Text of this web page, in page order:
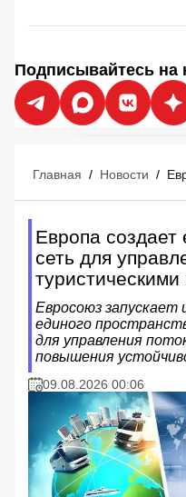
Подписывайтесь на
Главная / Новости /
Европа
сеть для
туристическими
Евросоюз запускает
единого
для управления
повышения
09.08.2026 00:06